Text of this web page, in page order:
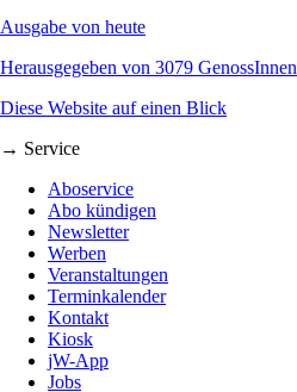
Ausgabe von heute
Herausgegeben von 3079 GenossInnen
Diese Website auf einen Blick
→ Service
Aboservice
Abo kündigen
Newsletter
Werben
Veranstaltungen
Terminkalender
Kontakt
Kiosk
jW-App
Jobs